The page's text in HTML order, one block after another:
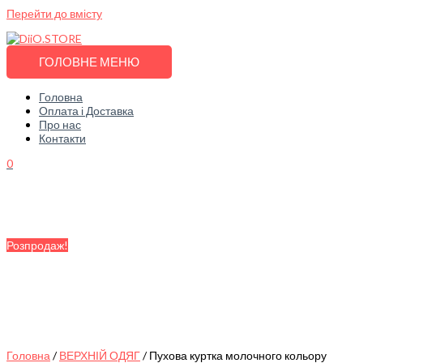
Перейти до вмісту
ГОЛОВНЕ МЕНЮ
Головна
Оплата і Доставка
Про нас
Контакти
0
Розпродаж!
Головна /ВЕРХНІЙ ОДЯГ/ Пухова куртка молочного кольору